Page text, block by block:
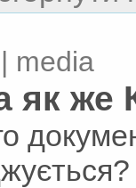
media
як же